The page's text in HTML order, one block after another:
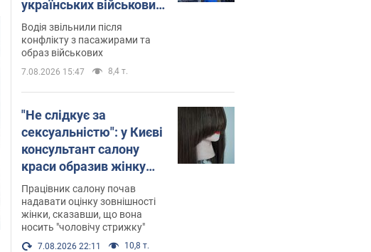
українських військових
і поплатився. Відео
Водія звільнили після
конфлікту з пасажирами та
образ військових
7.08.2026 15:47 8,4 т.
"Не слідкує за
сексуальністю": у Києві
консультант салону
краси образив жінку
після хімієтерапії,
розгорівся скандал.
Фото
Працівник салону почав
надавати оцінку зовнішності
жінки, сказавши, що вона
носить "чоловічу стрижку"
7.08.2026 22:11 10,8 т.